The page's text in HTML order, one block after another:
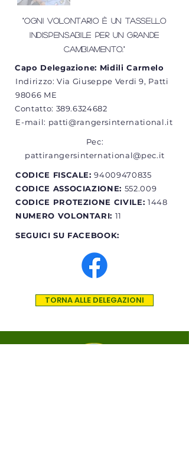
"Ogni volontario è un tassello
indispensabile per un grande
cambiamento."
Capo Delegazione: Midili Carmelo
Indirizzo: Via Giuseppe Verdi 9, Patti
98066 ME​
Contatto: 389.6324682
E-mail: patti@rangersinternational.it
Pec:
pattirangersinternational@pec.it
CODICE FISCALE:94009470835
CODICE ASSOCIAZIONE: 552.009
CODICE PROTEZIONE CIVILE: 1448
NUMERO VOLONTARI: 11
SEGUICI SU FACEBOOK:
TORNA ALLE DELEGAZIONI